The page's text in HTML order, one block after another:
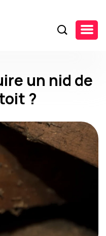
un nid de
?